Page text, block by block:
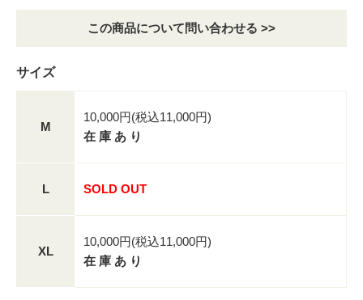
この商品について問い合わせる >>
サイズ
M
10,000円(税込11,000円)
在 庫 あ り
L SOLD OUT
XL
10,000円(税込11,000円)
在 庫 あ り